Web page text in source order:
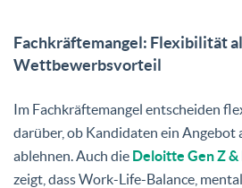
Fachkräftemangel: Flexibilität
Wettbewerbsvorteil
Im Fachkräftemangel entscheiden
darüber, ob Kandidaten ein Angebot
ablehnen. Auch die Deloitte Gen Z
zeigt, dass Work-Life-Balance,